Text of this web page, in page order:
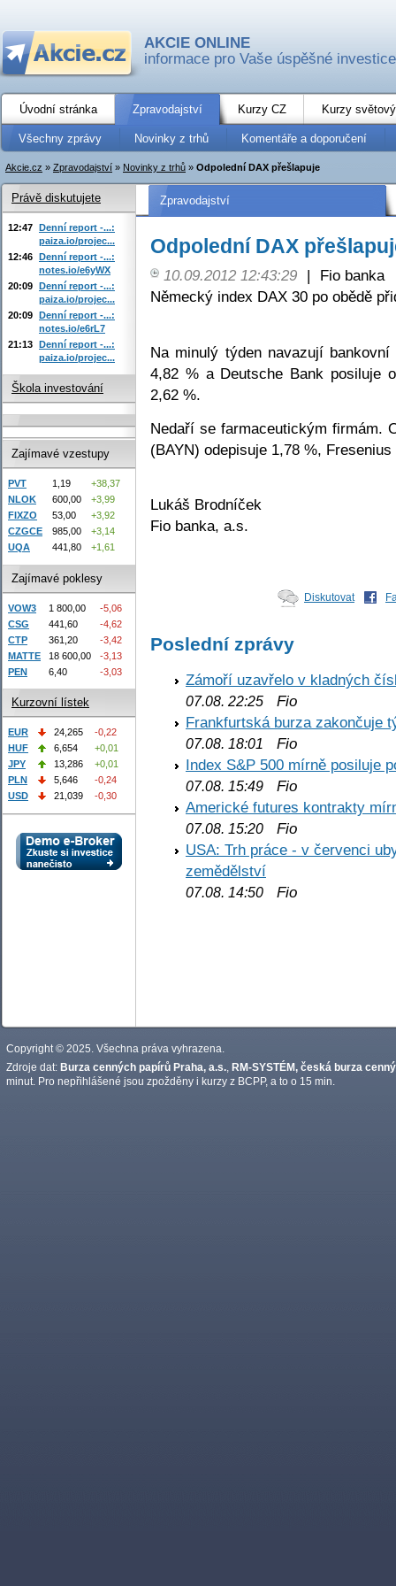
AKCIE ONLINE
informace pro Vaše úspěšné investice
Úvodní stránka Zpravodajství Kurzy CZ Kurzy
Všechny zprávy Novinky z trhů Komentáře a doporučení
Akcie.cz » Zpravodajství » Novinky z trhů » Odpolední DAX přešlapuje
Zpravodajství
Odpolední DAX
10.09.2012 12:43:29 |
Fio banka
Německý index DAX 30 po obědě
Na minulý týden navazují
4,82 % a Deutsche Bank posiluje
2,62 %.
Nedaří se farmaceutickým firmám.
(BAYN) odepisuje 1,78 %,
Lukáš Brodníček
Fio banka, a.s.
Diskutovat
Poslední zprávy
Zámoří uzavřelo v kladných
07.08. 22:25 Fio
Frankfurtská burza zakončuje
07.08. 18:01
Fio
Index S&P 500 mírně posiluje
07.08. 15:49 Fio
Americké futures kontrakty
07.08. 15:20 Fio
USA: Trh práce - v červenci
zemědělství
07.08. 14:50 Fio
Právě diskutujete
12:47 Denní report -...:
paiza.io/projec...
12:46 Denní report -...:
notes.io/e6yWX
20:09 Denní report -...:
paiza.io/projec...
20:09 Denní report -...:
notes.io/e6rL7
21:13 Denní report -...:
paiza.io/projec...
Škola investování
Zajímavé vzestupy
PVT 1,19
+38,37
NLOK
600,00
+3,99
FIXZO
53,00
+3,92
CZGCE
985,00
+3,14
UQA
441,80 +1,61
Zajímavé poklesy
VOW3 1 800,00
-5,06
CSG
441,60
-4,62
CTP
361,20
-3,42
MATTE
18 600,00
-3,13
PEN
6,40 -3,03
Kurzovní lístek
EUR 24,265
-0,22
HUF
6,654
+0,01
JPY
13,286
+0,01
PLN
5,646
-0,24
USD
21,039 -0,30
Copyright © 2025. Všechna práva vyhrazena.
Zdroje dat: Burza cenných papírů Praha, a.s. RM-SYSTÉM, česká burza
minut. Pro nepřihlášené jsou zpožděny i kurzy z BCPP, a to o 15 min.